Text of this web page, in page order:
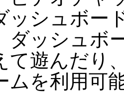
ッシュボー
ダッシュボ
て遊んだり
ムを利用可